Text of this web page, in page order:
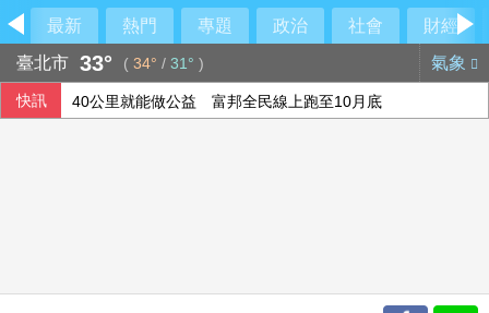
最新 熱門 專題 政治 社會
財經
臺北市 33° ( 34° / 31° ) 氣象
快訊 40公里就能做公益 富邦全民線上跑至10月底